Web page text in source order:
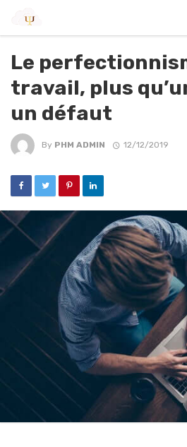
Le
travail, plus
un défaut
By PHM ADMIN 12/12/2019